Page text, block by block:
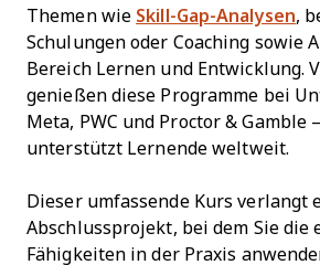
Themen wie Skill-Gap-Analysen,
Schulungen oder Coaching sowie
Bereich Lernen und Entwicklung.
genießen diese Programme bei
Meta, PWC und Proctor &
unterstützt Lernende weltweit.
Dieser umfassende Kurs verlangt
Abschlussprojekt, bei dem Sie die
Fähigkeiten in der Praxis